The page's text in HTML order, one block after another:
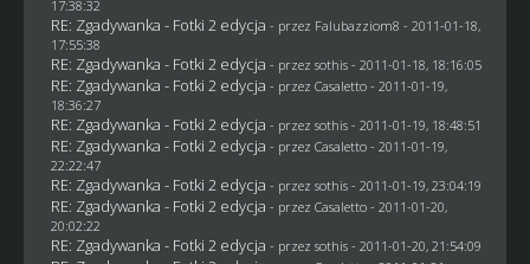
17:38:32
RE: Zgadywanka - Fotki 2 edycja - przez Falubazziom8 - 2011-01-18,
17:55:38
RE: Zgadywanka - Fotki 2 edycja - przez sothis- 2011-01-18, 18:16:05
RE: Zgadywanka - Fotki 2 edycja - przez Casaletto- 2011-01-19,
18:36:27
RE: Zgadywanka - Fotki 2 edycja - przez sothis- 2011-01-19, 18:48:51
RE: Zgadywanka - Fotki 2 edycja - przez Casaletto- 2011-01-19,
22:22:47
RE: Zgadywanka - Fotki 2 edycja - przez sothis- 2011-01-19, 23:04:19
RE: Zgadywanka - Fotki 2 edycja - przez Casaletto- 2011-01-20,
20:02:22
RE: Zgadywanka - Fotki 2 edycja - przez sothis- 2011-01-20, 21:54:09